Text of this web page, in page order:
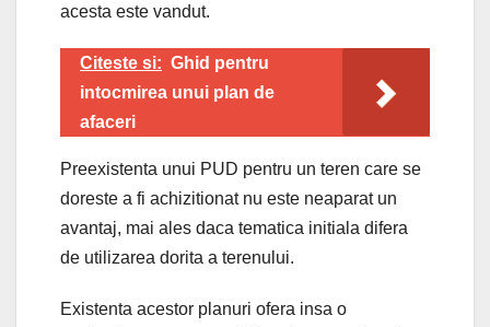
acesta este vandut.
Citeste si: Ghid pentru
intocmirea unui plan de
afaceri
Preexistenta unui PUD pentru un teren care se
doreste a fi achizitionat nu este neaparat un
avantaj, mai ales daca tematica initiala difera
de utilizarea dorita a terenului.
Existenta acestor planuri ofera insa o